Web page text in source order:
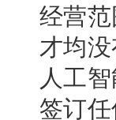
经营
才均
人工
签订